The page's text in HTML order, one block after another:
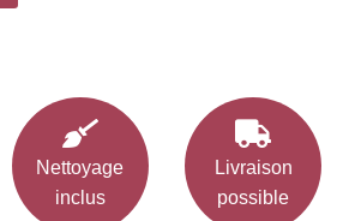
Nettoyage
inclus
Livraison
possible